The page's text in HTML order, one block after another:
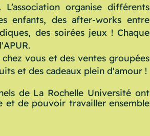
organise différents
enfants, des after-works entre
des soirées jeux ! Chaque
vous et des ventes groupées
et des cadeaux plein d'amour !
de La Rochelle Université ont
et de pouvoir travailler ensemble